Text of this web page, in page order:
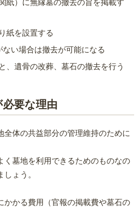
紙）に無縁墓の撤去の旨を掲載す
紙を設置する
い場合は撤去が可能になる
、遺骨の改葬、墓石の撤去を行う
要な理由
全体の共益部分の管理維持のために
く墓地を利用できるためのものなの
ょう。
かかる費用（官報の掲載費や墓石の